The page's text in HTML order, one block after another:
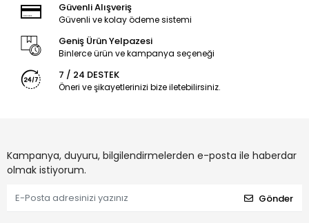
Güvenli Alışveriş
Güvenli ve kolay ödeme sistemi
Geniş Ürün Yelpazesi
Binlerce ürün ve kampanya seçeneği
7 / 24 DESTEK
Öneri ve şikayetlerinizi bize iletebilirsiniz.
Kampanya, duyuru, bilgilendirmelerden e-posta ile haberdar
olmak istiyorum.
Gönder